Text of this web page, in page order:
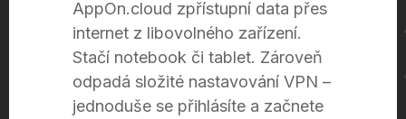
AppOn.cloud zpřístupní data přes
internet z libovolného zařízení.
Stačí notebook či tablet. Zároveň
odpadá složité nastavování VPN –
jednoduše se přihlásíte a začnete